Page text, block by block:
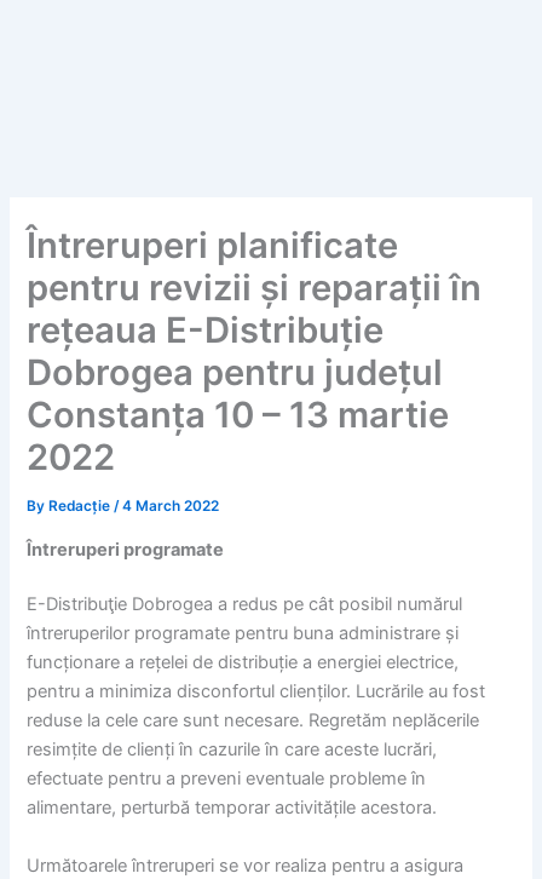
Întreruperi planificate
pentru revizii și reparații în
rețeaua E-Distribuție
Dobrogea pentru județul
Constanța 10 – 13 martie
2022
By Redacție/4 March 2022
Întreruperi programate
E-Distribuţie Dobrogea a redus pe cât posibil numărul
întreruperilor programate pentru buna administrare și
funcționare a rețelei de distribuție a energiei electrice,
pentru a minimiza disconfortul clienților. Lucrările au fost
reduse la cele care sunt necesare. Regretăm neplăcerile
resimțite de clienți în cazurile în care aceste lucrări,
efectuate pentru a preveni eventuale probleme în
alimentare, perturbă temporar activitățile acestora.
Următoarele întreruperi se vor realiza pentru a asigura